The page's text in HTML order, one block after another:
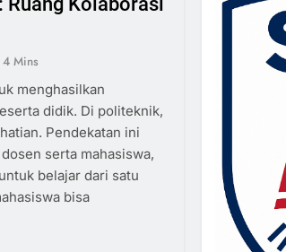
4 Mins
menghasilkan
didik. Di politeknik,
Pendekatan ini
serta mahasiswa,
belajar dari satu
bisa